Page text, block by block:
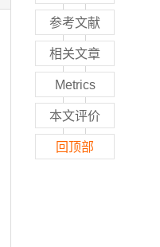
参考文献
相关文章
Metrics
本文评价
回顶部